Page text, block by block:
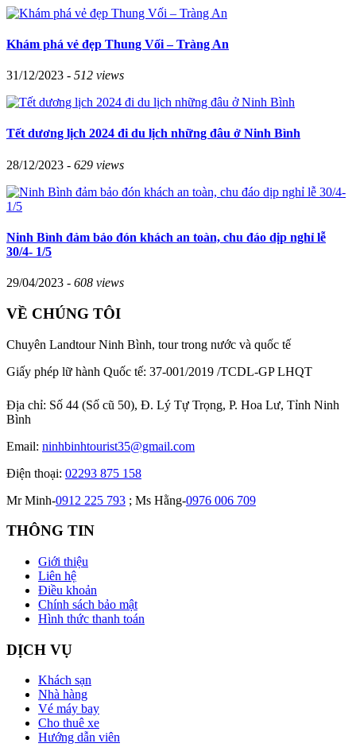
Khám phá vẻ đẹp Thung Vối – Tràng An
31/12/2023 - 512 views
Tết dương lịch 2024 đi du lịch những đâu ở Ninh Bình
28/12/2023 - 629 views
Ninh Bình đảm bảo đón khách an toàn, chu đáo dịp nghỉ lễ
30/4- 1/5
29/04/2023 - 608 views
VỀ CHÚNG TÔI
Chuyên Landtour Ninh Bình, tour trong nước và quốc tế
Giấy phép lữ hành Quốc tế: 37-001/2019 /TCDL-GP LHQT
Địa chỉ: Số 44 (Số cũ 50), Đ. Lý Tự Trọng, P. Hoa Lư, Tỉnh Ninh
Bình
Email: ninhbinhtourist35@gmail.com
Điện thoại: 02293 875 158
Mr Minh-0912 225 793 ; Ms Hằng-0976 006 709
THÔNG TIN
Giới thiệu
Liên hệ
Điều khoản
Chính sách bảo mật
Hình thức thanh toán
DỊCH VỤ
Khách sạn
Nhà hàng
Vé máy bay
Cho thuê xe
Hướng dẫn viên